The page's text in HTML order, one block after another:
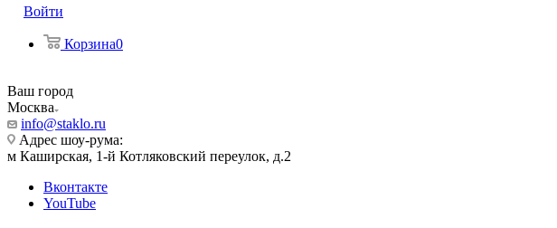
Войти
Корзина0
Ваш город
Москва
info@staklo.ru
Адрес шоу-рума:
м Каширская, 1-й Котляковский переулок, д.2
Вконтакте
YouTube